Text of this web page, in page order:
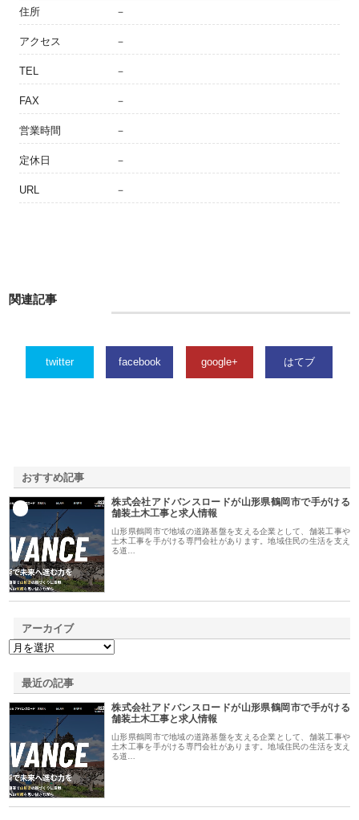
住所 －
アクセス －
TEL －
FAX －
営業時間 －
定休日 －
URL －
関連記事
twitter facebook google+ はてブ
おすすめ記事
株式会社アドバンスロードが山形県鶴岡市で手がける
舗装土木工事と求人情報
山形県鶴岡市で地域の道路基盤を支える企業として、舗装工事や
土木工事を手がける専門会社があります。地域住民の生活を支え
る道…
アーカイブ
最近の記事
株式会社アドバンスロードが山形県鶴岡市で手がける
舗装土木工事と求人情報
山形県鶴岡市で地域の道路基盤を支える企業として、舗装工事や
土木工事を手がける専門会社があります。地域住民の生活を支え
る道…